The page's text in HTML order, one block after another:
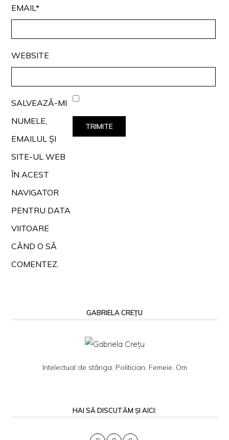
EMAIL*
WEBSITE
SALVEAZĂ-MI
NUMELE,
EMAILUL ȘI
SITE-UL WEB
ÎN ACEST
NAVIGATOR
PENTRU DATA
VIITOARE
CÂND O SĂ
COMENTEZ.
GABRIELA CREȚU
Intelectual de stânga. Politician. Femeie. Om
HAI SĂ DISCUTĂM ȘI AICI: